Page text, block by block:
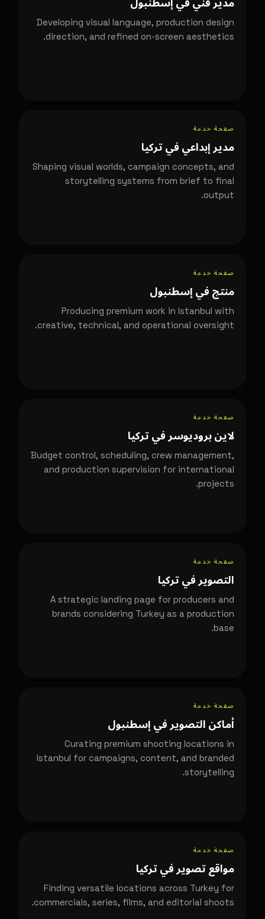
مدير فني في إسطنبول
Developing visual language, production design
direction, and refined on-screen aesthetics.
صفحة خدمة
مدير إبداعي في تركيا
Shaping visual worlds, campaign concepts, and
storytelling systems from brief to final
output.
صفحة خدمة
منتج في إسطنبول
Producing premium work in Istanbul with
creative, technical, and operational oversight.
صفحة خدمة
لاين بروديوسر في تركيا
Budget control, scheduling, crew management,
and production supervision for international
projects.
صفحة خدمة
التصوير في تركيا
A strategic landing page for producers and
brands considering Turkey as a production
base.
صفحة خدمة
أماكن التصوير في إسطنبول
Curating premium shooting locations in
Istanbul for campaigns, content, and branded
storytelling.
صفحة خدمة
مواقع تصوير في تركيا
Finding versatile locations across Turkey for
commercials, series, films, and editorial shoots.